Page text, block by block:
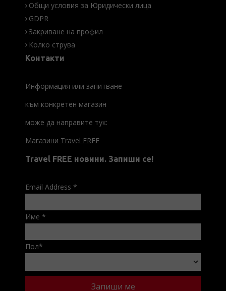
Общи условия за Юридически лица
GDPR
Закриване на профил
Колко струва
Контакти
Информация или запитване
към конкретен магазин
може да направите тук:
Магазини Travel FREE
Travel FREE новини. Запиши се!
Email Address *
Име *
Пол*